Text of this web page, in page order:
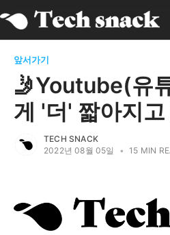
앞서가기
🤳Youtube(유
게 '더' 짧아지
TECH SNACK
2022년 08월 05일
• 15 MIN